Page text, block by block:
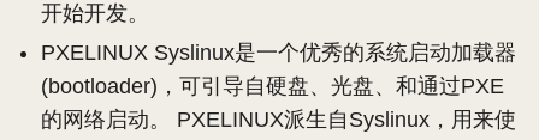
开始开发。
PXELINUX Syslinux是一个优秀的系统启动加载器
(bootloader)，可引导自硬盘、光盘、和通过PXE
的网络启动。 PXELINUX派生自Syslinux，用来使